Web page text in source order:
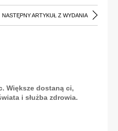
NASTĘPNY ARTYKUŁ Z WYDANIA
Większe dostaną ci,
i służba zdrowia.